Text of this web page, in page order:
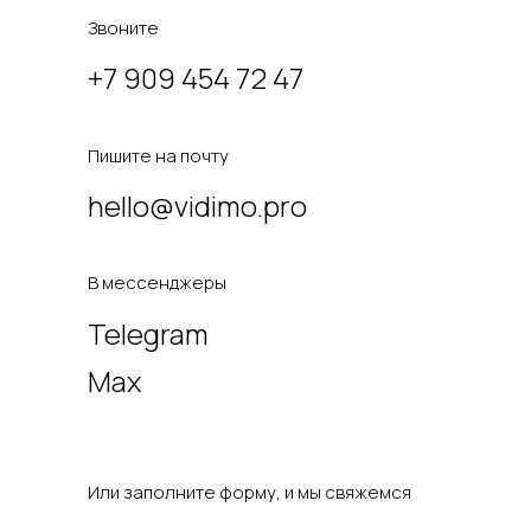
Звоните
Пишите на почту
В мессенджеры
+7 909 454 72 47
hello@vidimo.pro
Max
Telegram
Или заполните форму, и мы свяжемся